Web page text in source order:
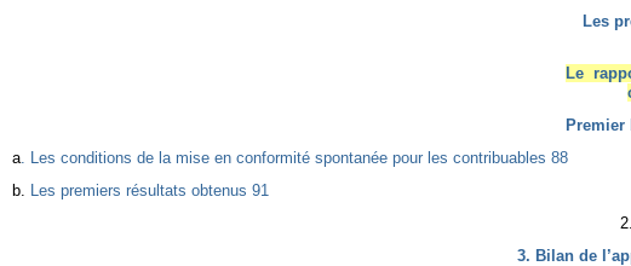
Les
Le
Premier
a . Les conditions de la mise en conformité spontanée pour les contribuables 88
b. Les premiers résultats obtenus 91
2.
3. Bilan de